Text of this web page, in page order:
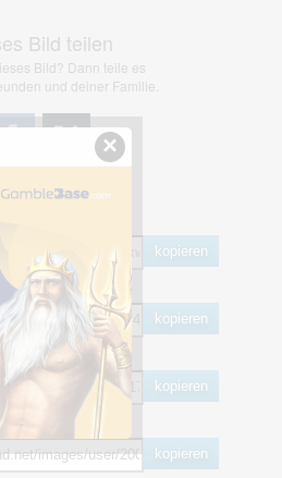
Bild teilen
Bild? Dann teile es
und deiner Familie.
Share Links
kopieren
HTML
kopieren
BB Code
kopieren
kopieren
×